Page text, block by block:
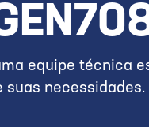
equipe técnica
suas necessidades.